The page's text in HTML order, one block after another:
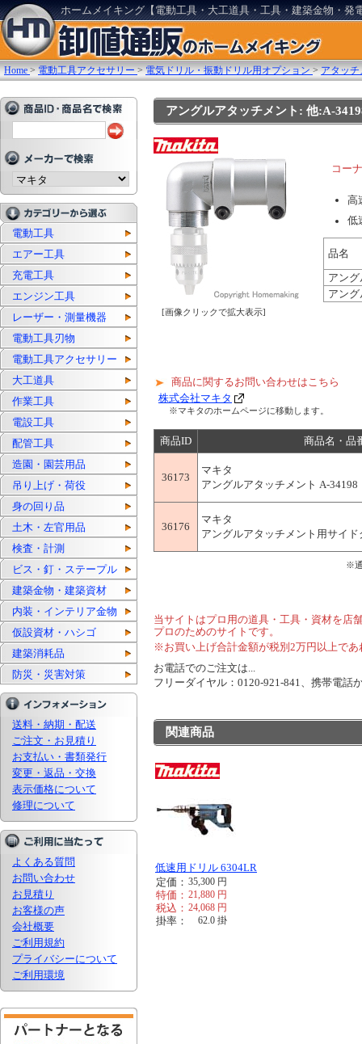
ホームメイキング【電動工具・大工道具・工具・建築金物・発
Home >電動工具アクセサリー >電気ドリル・振動ドリル用オプション >アタッチ
電動工具
エアー工具
充電工具
エンジン工具
レーザー・測量機器
電動工具刃物
電動工具アクセサリー
大工道具
作業工具
電設工具
配管工具
造園・園芸用品
吊り上げ・荷役
身の回り品
土木・左官用品
検査・計測
ビス・釘・ステープル
建築金物・建築資材
内装・インテリア金物
仮設資材・ハシゴ
建築消耗品
防災・災害対策
送料・納期・配送
ご注文・お見積り
お支払い・書類発行
変更・返品・交換
表示価格について
修理について
よくある質問
お問い合わせ
お見積り
お客様の声
会社概要
ご利用規約
プライバシーについて
ご利用環境
アングルアタッチメント: 他:A-
[画像クリックで拡大表示]
コー
高
低
品名
アン
アン
商品に関するお問い合わせはこちら
株式会社マキタ
※マキタのホームページに移動します。
商品ID 商品名・品
36173
マキタ
アングルアタッチメント A-34198
36176
マキタ
アングルアタッチメント用サイド
※
当サイトはプロ用の道具・工具・資材を店
プロのためのサイトです。
※お買い上げ合計金額が税別2万円以上で
お電話でのご注文は...
フリーダイヤル：0120-921-841、携帯電
関連商品
低速用ドリル 6304LR
定価： 35,300 円
特価： 21,880 円
税込： 24,068 円
掛率： 62.0 掛